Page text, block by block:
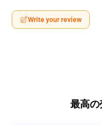
Write your review
最高